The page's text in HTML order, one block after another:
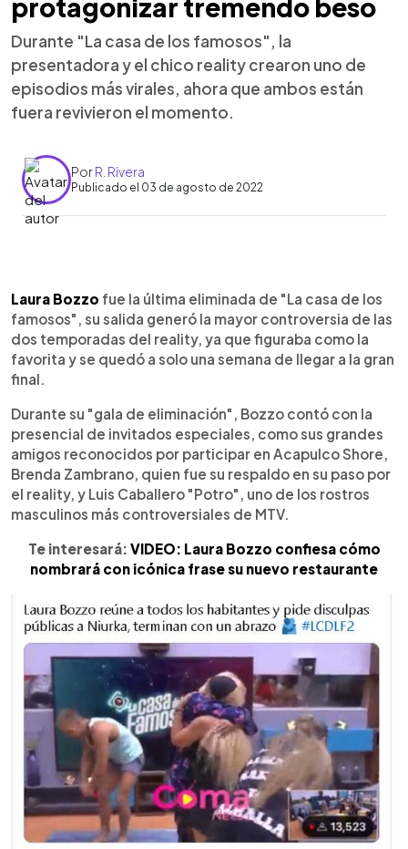
protagonizar tremendo beso
Durante "La casa de los famosos", la
presentadora y el chico reality crearon uno de
episodios más virales, ahora que ambos están
fuera revivieron el momento.
PorR. Rivera
Publicado el 03 de agosto de 2022
► Escuchar artículo
Laura Bozzo fue la última eliminada de "La casa de los
famosos", su salida generó la mayor controversia de las
dos temporadas del reality, ya que figuraba como la
favorita y se quedó a solo una semana de llegar a la gran
final.
Durante su "gala de eliminación", Bozzo contó con la
presencial de invitados especiales, como sus grandes
amigos reconocidos por participar en Acapulco Shore,
Brenda Zambrano, quien fue su respaldo en su paso por
el reality, y Luis Caballero "Potro", uno de los rostros
masculinos más controversiales de MTV.
Te interesará: VIDEO: Laura Bozzo confiesa cómo
nombrará con icónica frase su nuevo restaurante